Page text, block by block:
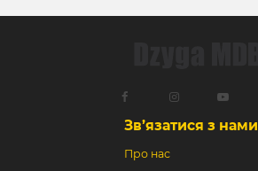
Зв’язатися з нами
Про нас